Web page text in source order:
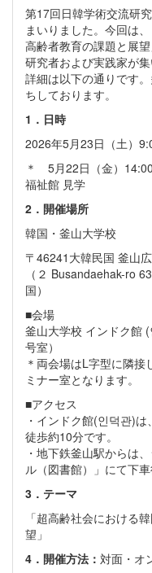
第17回日韓学術交流研
まいりました。今回は
高齢者教育の課題と展
研究者および実践家が
詳細は以下の通りです
ちしております。
1．日時
2026年5月23日（土）
＊ 5月22日（金）
福祉館 見学
2 ．開催場所
韓国・釜山大学校
〒46241大韓民国 釜山
（２ Busandaehak-ro
国）
■会場
釜山大学校 インドク館
号室）
＊両会場はL字型に隣
ミナー室となります。
■アクセス
・インドク館(인덕관)
徒歩約10分です。
・地下鉄釜山駅からは
ル（図書館）」にて下車
3 ．テーマ
「超高齢社会における
望」
4．開催方法： 対面・オ